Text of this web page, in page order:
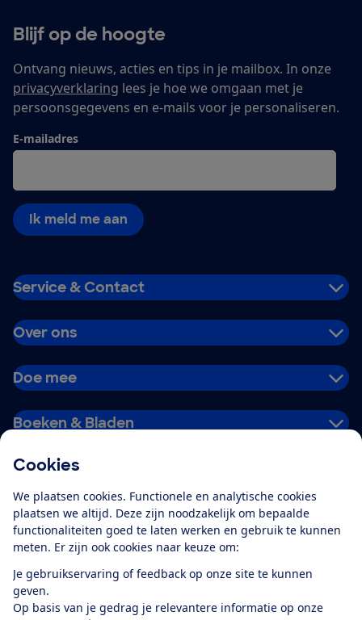
Cookies
We plaatsen cookies. Functionele en analytische cookies
plaatsen we altijd. Deze zijn noodzakelijk om bepaalde
functionaliteiten goed te laten werken en gebruik te kunnen
meten. Er zijn ook cookies naar keuze om:
Je gebruikservaring of feedback op onze site te kunnen
geven.
Op basis van je gedrag je relevantere informatie op onze
Blijf op de hoogte
Ontvang nieuws, acties en tips in je mailbox. In onze
privacyverklaring lees je hoe we omgaan met je
persoonsgegevens en e-mails voor je personaliseren.
E-mailadres
Ik meld me aan
Service & Contact
Over ons
Doe mee
Boeken & Bladen
Alles over de
app